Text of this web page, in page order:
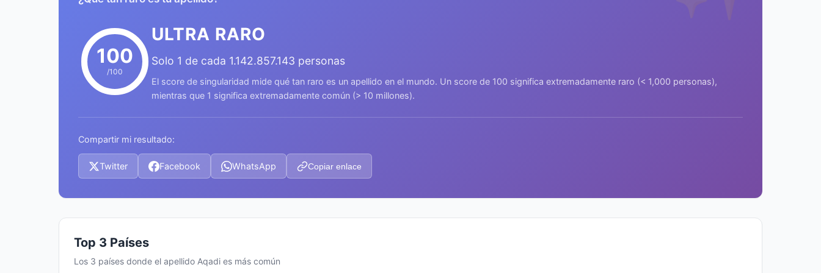
100
/100
ULTRA RARO
Solo 1 de cada 1.142.857.143 personas
El score de singularidad mide qué tan raro es un apellido en el mundo. Un score de 100 significa extremadamente raro (< 1,000 personas),
mientras que 1 significa extremadamente común (> 10 millones).
Compartir mi resultado:
Twitter Facebook WhatsApp Copiar enlace
Top 3 Países
Los 3 países donde el apellido Aqadi es más común